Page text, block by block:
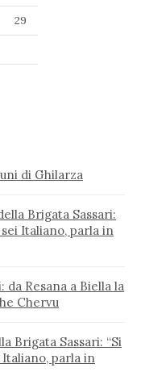
29
di Ghilarza
Brigata Sassari:
sei Italiano, parla in
da Resana a Biella la
Chervu
Brigata Sassari: “Si
Italiano, parla in